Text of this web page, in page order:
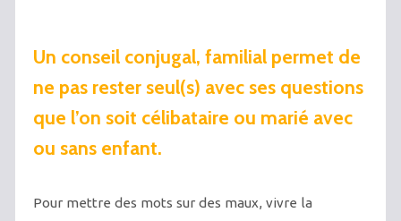
Un conseil conjugal, familial permet de
ne pas rester seul(s) avec ses questions
que l’on soit célibataire ou marié avec
ou sans enfant.
Pour mettre des mots sur des maux, vivre la